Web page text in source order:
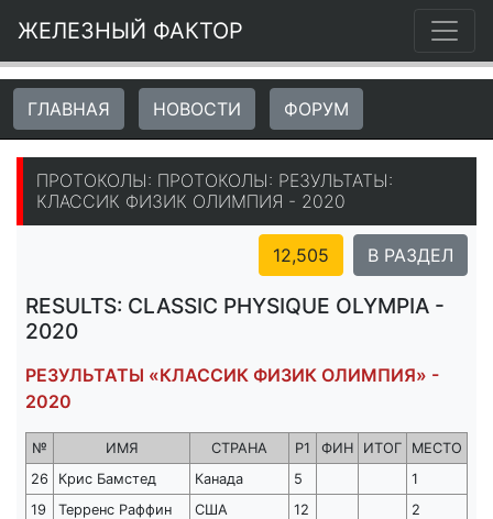
ЖЕЛЕЗНЫЙ ФАКТОР
ГЛАВНАЯ НОВОСТИ ФОРУМ
ПРОТОКОЛЫ: ПРОТОКОЛЫ: РЕЗУЛЬТАТЫ:
КЛАССИК ФИЗИК ОЛИМПИЯ - 2020
12,505 В РАЗДЕЛ
RESULTS: CLASSIC PHYSIQUE OLYMPIA -
2020
РЕЗУЛЬТАТЫ «КЛАССИК ФИЗИК ОЛИМПИЯ» -
2020
№ ИМЯ СТРАНА Р1 ФИН ИТОГ
МЕСТО
26
Крис Бамстед Канада 5
1
19
Терренс Раффин США 12
2